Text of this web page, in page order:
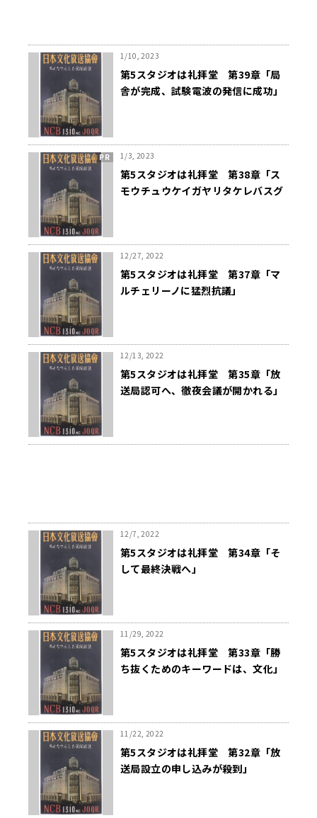
1/10, 2023
第5スタジオは礼拝堂 第39章「局
舎が完成、試験電波の発信に成功」
1/3, 2023
第5スタジオは礼拝堂 第38章「ス
モウチュウケイガヤリタケレバスグ
12/27, 2022
第5スタジオは礼拝堂 第37章「マ
ルチェリーノに猛烈抗議」
12/13, 2022
第5スタジオは礼拝堂 第35章「放
送局認可へ、徹夜会議が開かれる」
12/7, 2022
第5スタジオは礼拝堂 第34章「そ
して最終決戦へ」
11/29, 2022
第5スタジオは礼拝堂 第33章「勝
ち抜くためのキーワードは、文化」
11/22, 2022
第5スタジオは礼拝堂 第32章「放
送局設立の申し込みが殺到」